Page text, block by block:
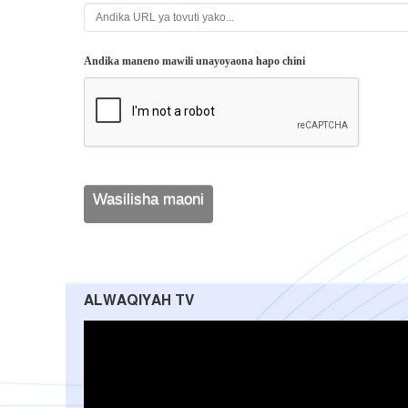
Andika maneno mawili unayoyaona hapo chini
ALWAQIYAH TV